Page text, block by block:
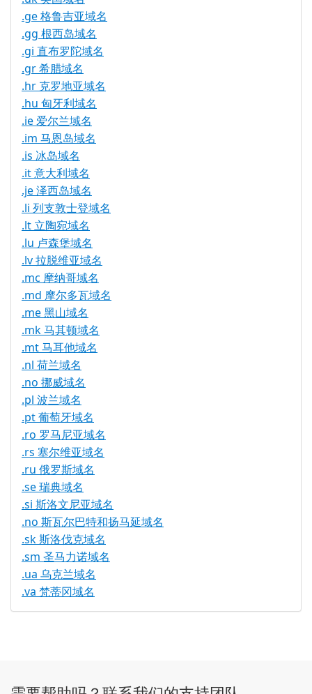
.ge 格鲁吉亚域名
.gg 根西岛域名
.gi 直布罗陀域名
.gr 希腊域名
.hr 克罗地亚域名
.hu 匈牙利域名
.ie 爱尔兰域名
.im 马恩岛域名
.is 冰岛域名
.it 意大利域名
.je 泽西岛域名
.li 列支敦士登域名
.lt 立陶宛域名
.lu 卢森堡域名
.lv 拉脱维亚域名
.mc 摩纳哥域名
.md 摩尔多瓦域名
.me 黑山域名
.mk 马其顿域名
.mt 马耳他域名
.nl 荷兰域名
.no 挪威域名
.pl 波兰域名
.pt 葡萄牙域名
.ro 罗马尼亚域名
.rs 塞尔维亚域名
.ru 俄罗斯域名
.se 瑞典域名
.si 斯洛文尼亚域名
.no 斯瓦尔巴特和扬马延域名
.sk 斯洛伐克域名
.sm 圣马力诺域名
.ua 乌克兰域名
.va 梵蒂冈域名